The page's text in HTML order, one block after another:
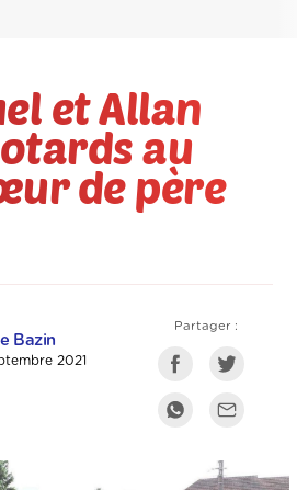
et Allan
au
de père
Bazin
2021
Partager :